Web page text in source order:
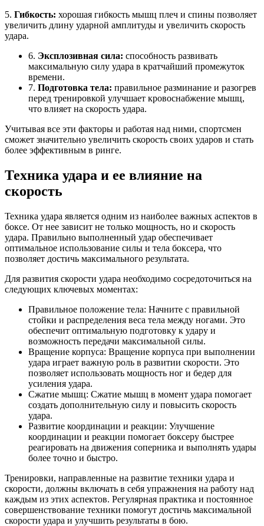
5. Гибкость: хорошая гибкость мышц плеч и спины позволяет
увеличить длину ударной амплитуды и увеличить скорость
удара.
6. Эксплозивная сила: способность развивать
максимальную силу удара в кратчайший промежуток
времени.
7. Подготовка тела: правильное разминание и разогрев
перед тренировкой улучшает кровоснабжение мышц,
что влияет на скорость удара.
Учитывая все эти факторы и работая над ними, спортсмен
сможет значительно увеличить скорость своих ударов и стать
более эффективным в ринге.
Техника удара и ее влияние на
скорость
Техника удара является одним из наиболее важных аспектов в
боксе. От нее зависит не только мощность, но и скорость
удара. Правильно выполненный удар обеспечивает
оптимальное использование силы и тела боксера, что
позволяет достичь максимального результата.
Для развития скорости удара необходимо сосредоточиться на
следующих ключевых моментах:
Правильное положение тела: Начните с правильной
стойки и распределения веса тела между ногами. Это
обеспечит оптимальную подготовку к удару и
возможность передачи максимальной силы.
Вращение корпуса: Вращение корпуса при выполнении
удара играет важную роль в развитии скорости. Это
позволяет использовать мощность ног и бедер для
усиления удара.
Сжатие мышц: Сжатие мышц в момент удара помогает
создать дополнительную силу и повысить скорость
удара.
Развитие координации и реакции: Улучшение
координации и реакции помогает боксеру быстрее
реагировать на движения соперника и выполнять удары
более точно и быстро.
Тренировки, направленные на развитие техники удара и
скорости, должны включать в себя упражнения на работу над
каждым из этих аспектов. Регулярная практика и постоянное
совершенствование техники помогут достичь максимальной
скорости удара и улучшить результаты в бою.